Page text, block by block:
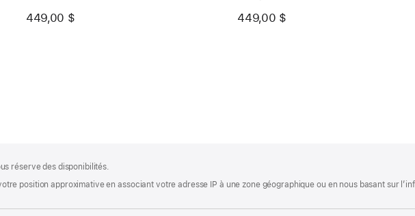
449,00 $
écru
449,00 $
réserve des disponibilités.
position approximative en associant votre adresse IP à une zone géographique ou en nous basant sur